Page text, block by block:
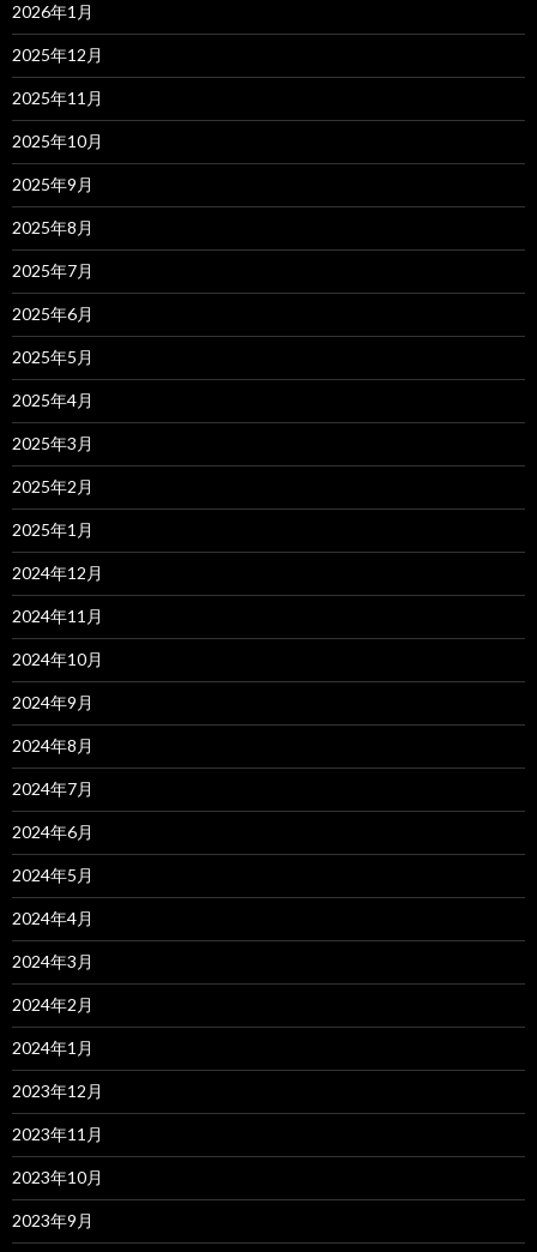
2026年1月
2025年12月
2025年11月
2025年10月
2025年9月
2025年8月
2025年7月
2025年6月
2025年5月
2025年4月
2025年3月
2025年2月
2025年1月
2024年12月
2024年11月
2024年10月
2024年9月
2024年8月
2024年7月
2024年6月
2024年5月
2024年4月
2024年3月
2024年2月
2024年1月
2023年12月
2023年11月
2023年10月
2023年9月